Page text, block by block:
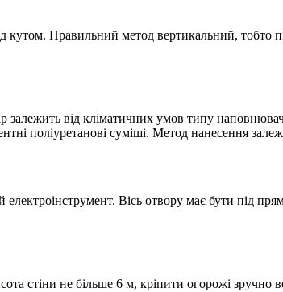
кутом. Правильний метод вертикальний, тобто
від кліматичних умов типу наповнювача
поліуретанові суміші. Метод нанесення
Вісь отвору має бути під
стіни не більше 6 м, кріпити огорожі зручно